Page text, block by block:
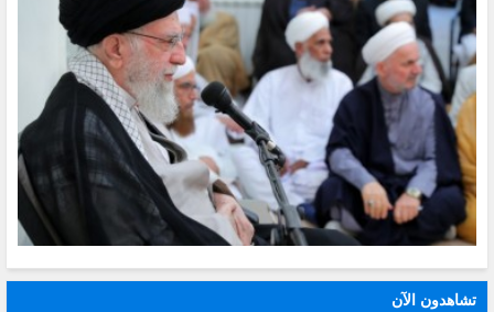
تشاهدون الآن